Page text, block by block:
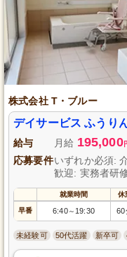
株式会社 T・ブルー
デイサービス ふうり
給与 月給 195,000
応募要件いずれか必須:
歓迎: 実務者研
就業時間 休
早番 6:40～ 19:30 60
未経験可 50代活躍 新卒可